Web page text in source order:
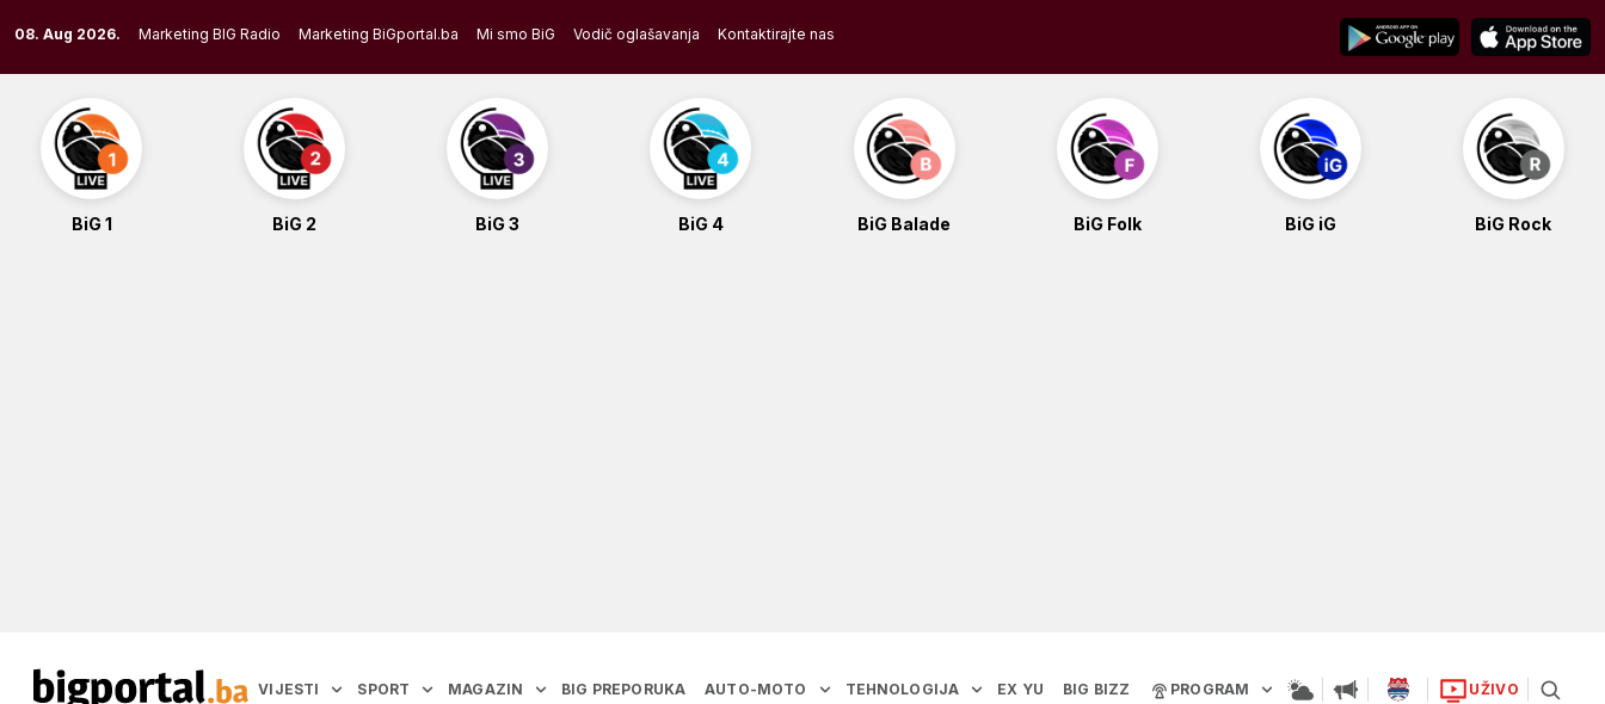
to
content
08. Aug 2026. Marketing BIG Radio Marketing BiGportal.ba Mi smo BiG Vodič oglašavanja Kontaktirajte nas
BiG 1 BiG 2 BiG 3 BiG 4 BiG Balade BiG Folk BiG iG BiG Rock
VIJESTI SPORT MAGAZIN BIG PREPORUKA AUTO-MOTO TEHNOLOGIJA EX YU BIG BIZZ PROGRAM UŽIVO